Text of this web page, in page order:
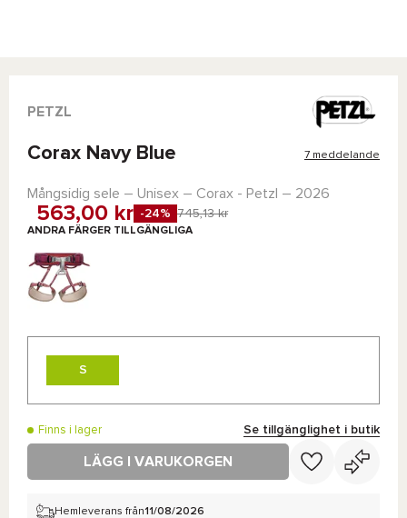
PETZL
Corax Navy Blue 7 meddelande
Mångsidig sele – Unisex – Corax - Petzl – 2026
563,00 kr -24% 745,13 kr
ANDRA FÄRGER TILLGÄNGLIGA
S
Finns i lager Se tillgänglighet i butik
LÄGG I VARUKORGEN
Hemleverans från11/08/2026